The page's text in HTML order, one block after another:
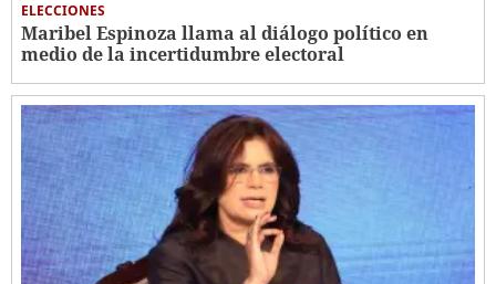
ELECCIONES
Maribel Espinoza llama al diálogo político en
medio de la incertidumbre electoral